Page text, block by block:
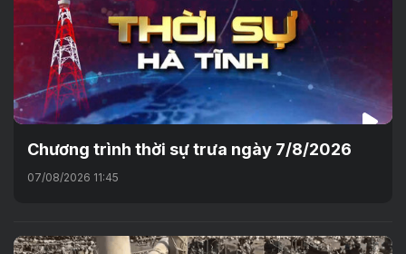
Chương trình thời sự trưa ngày 7/8/2026
07/08/2026 11:45